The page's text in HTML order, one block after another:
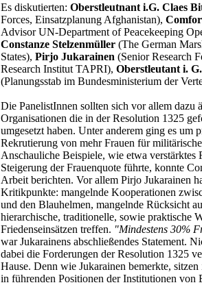
Es diskutierten: Oberstleutnant i.G. Claes
Forces, Einsatzplanung Afghanistan),
Advisor UN-Department of Peacekeeping
Constanze Stelzenmüller (The German
States), Pirjo Jukarainen (Senior Research
Research Institut TAPRI), Oberstleutant i.
(Planungsstab im Bundesministerium der
Die PanelistInnen sollten sich vor allem dazu
Organisationen die in der Resolution 1325
umgesetzt haben. Unter anderem ging es um
Rekrutierung von mehr Frauen für
Anschauliche Beispiele, wie etwa verstärktes
Steigerung der Frauenquote führte, konnte
Arbeit berichten. Vor allem Pirjo Jukarainen
Kritikpunkte: mangelnde Kooperationen
und den Blauhelmen, mangelnde Rücksicht
hierarchische, traditionelle, sowie praktische
Friedenseinsätzen treffen. "Mindestens 30%
war Jukarainens abschließendes Statement.
dabei die Forderungen der Resolution 1325
Hause. Denn wie Jukarainen bemerkte,
in führenden Positionen der Institutionen